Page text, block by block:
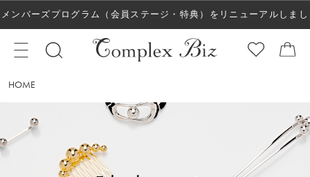
メンバーズプログラム（会員ステージ・特典）をリニューアルしまし
た！
HOME